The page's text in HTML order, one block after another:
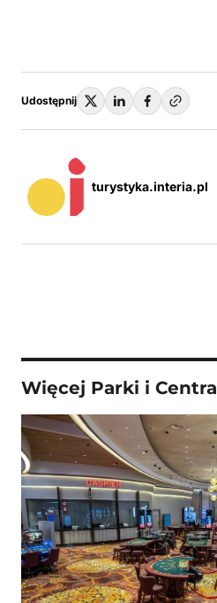
Udostępnij
turystyka.interia.pl
Więcej Parki i Centra